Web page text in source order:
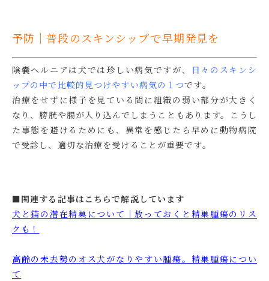
予防｜普段のスキンシップで早期発見を
陰嚢ヘルニアは犬では珍しい病気ですが、
日々のスキンシ
ップの中で比較的見つけやすい病気の１つです。
治療をせずに様子を見ている間に組織の弱い部分が大きく
なり、膀胱や腸が入り込んでしまうこともあります。こうし
た事態を避けるためにも、異常を感じたら早めに動物病院
で受診し、適切な治療を受けることが重要です。
■関連する記事はこちらで解説しています
犬と猫の潜在精巣について｜放っておくと精巣腫瘍のリス
クも！
高齢の未去勢のオス犬がなりやすい腫瘍。精巣腫瘍につい
て